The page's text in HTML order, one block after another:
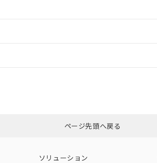
ダウンロードはこちらページ先頭へ戻る
ソリューション